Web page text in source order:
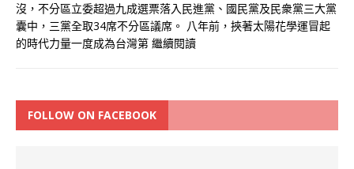
沒，不分區立委超過九成選票落入民進黨、國民黨及民衆黨三大黨
囊中，三黨全取34席不分區議席。 八年前，挾著太陽花學運冒起
的時代力量一度成為台灣第 繼續閱讀
FOLLOW ON FACEBOOK